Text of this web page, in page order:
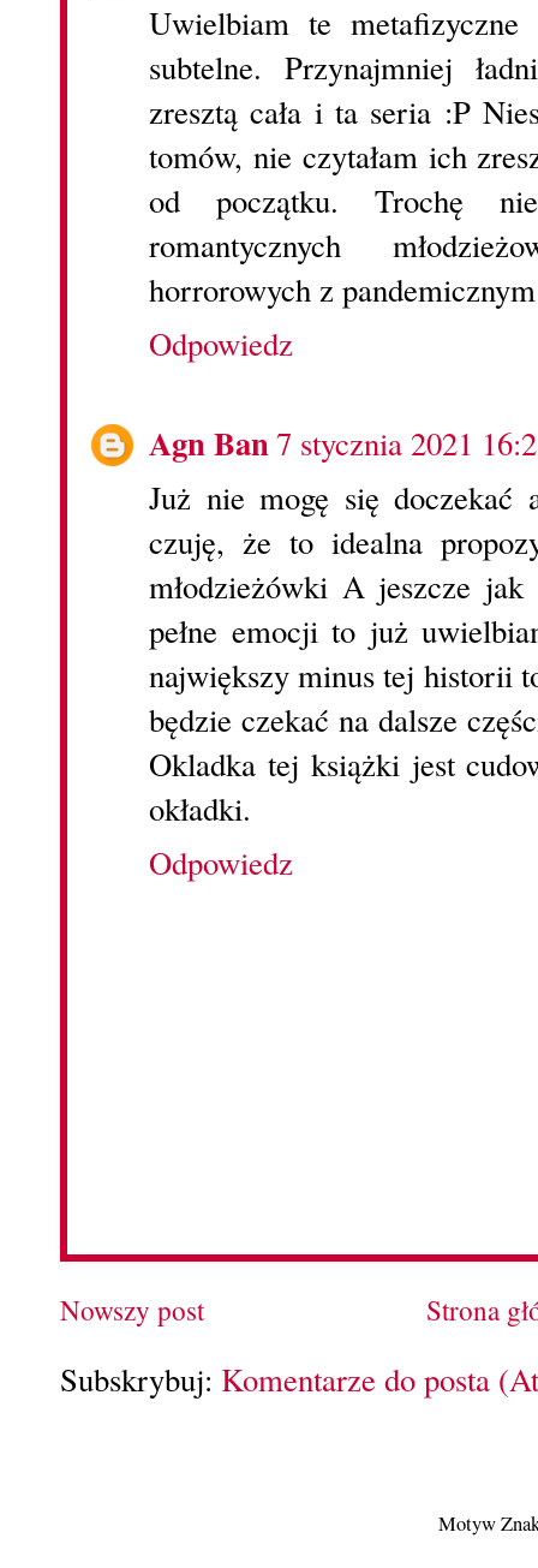
Uwielbiam te
subtelne. Przynajmniej
zresztą cała i ta seria :P
tomów, nie czytałam ich
od początku. Trochę
romantycznych
horrorowych z
Odpowiedz
Agn Ban7 stycznia 2021
Już nie mogę się doczekać
czuję, że to idealna
młodzieżówki A jeszcze
pełne emocji to już
największy minus tej historii
będzie czekać na dalsze
Okladka tej książki jest
okładki.
Odpowiedz
Nowszy post Strona
Subskrybuj: Komentarze do posta
Motyw